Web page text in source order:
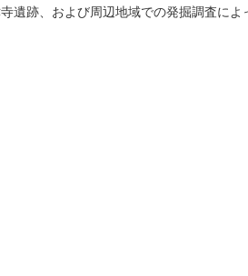
遺跡、および周辺地域での発掘調査によ